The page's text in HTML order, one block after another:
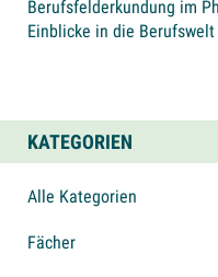
Berufsfelderkundung im
Einblicke in die Berufswelt
KATEGORIEN
Alle Kategorien
Fächer